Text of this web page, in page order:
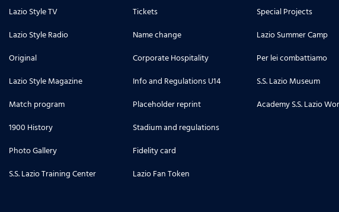
Lazio Style TV
Lazio Style Radio
Original
Lazio Style Magazine
Match program
1900 History
Photo Gallery
S.S. Lazio Training Center
Tickets
Name change
Corporate Hospitality
Info and Regulations U14
Placeholder reprint
Stadium and regulations
Fidelity card
Lazio Fan Token
Special Projects
Lazio Summer Camp
Per lei combattiamo
S.S. Lazio Museum
Academy S.S. Lazio